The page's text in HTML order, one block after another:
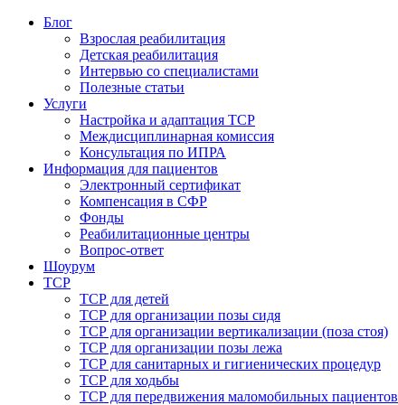
Блог
Взрослая реабилитация
Детская реабилитация
Интервью со специалистами
Полезные статьи
Услуги
Настройка и адаптация ТСР
Междисциплинарная комиссия
Консультация по ИПРА
Информация для пациентов
Электронный сертификат
Компенсация в СФР
Фонды
Реабилитационные центры
Вопрос-ответ
Шоурум
ТСР
ТСР для детей
ТСР для организации позы сидя
ТСР для организации вертикализации (поза стоя)
ТСР для организации позы лежа
ТСР для санитарных и гигиенических процедур
ТСР для ходьбы
ТСР для передвижения маломобильных пациентов